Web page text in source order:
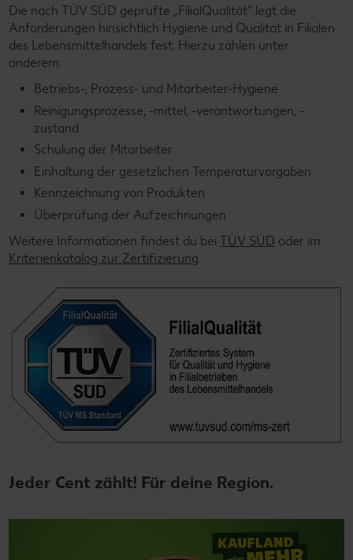
Die nach TÜV SÜD geprüfte „FilialQualität“ legt die
Anforderungen hinsichtlich Hygiene und Qualität in Filialen
des Lebensmittelhandels fest. Hierzu zählen unter
anderem:
Betriebs-, Prozess- und Mitarbeiter-Hygiene
Reinigungsprozesse, -mittel, -verantwortungen, -
zustand
Schulung der Mitarbeiter
Einhaltung der gesetzlichen Temperaturvorgaben
Kennzeichnung von Produkten
Überprüfung der Aufzeichnungen
Weitere Informationen findest du bei TÜV SÜD oder im
Kriterienkatalog zur Zertifizierung
Jeder Cent zählt! Für deine Region.